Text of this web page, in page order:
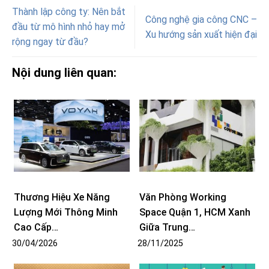
Thành lập công ty: Nên bắt
đầu từ mô hình nhỏ hay mở
rộng ngay từ đầu?
Công nghệ gia công CNC –
Xu hướng sản xuất hiện đại
Nội dung liên quan:
Thương Hiệu Xe Năng
Lượng Mới Thông Minh
Cao Cấp…
30/04/2026
Văn Phòng Working
Space Quận 1, HCM Xanh
Giữa Trung…
28/11/2025